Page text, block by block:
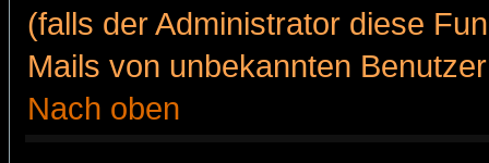
(falls der Administrator diese
Mails von unbekannten
Nach oben